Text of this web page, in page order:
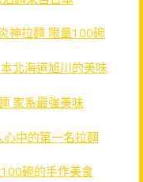
神拉麵 限量100碗
北海道旭川的美味
家系最強美味
心中的第一名拉麵
碗的手作美食